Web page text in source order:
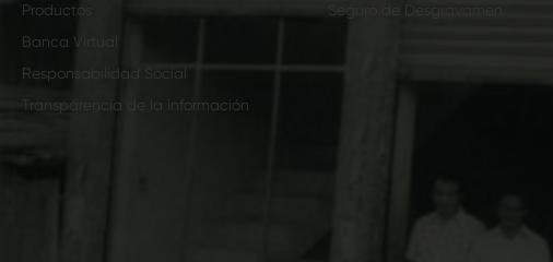
Productos
Banca Virtual
Responsabilidad Social
Transparencia de la información
Seguro de Desgravamen